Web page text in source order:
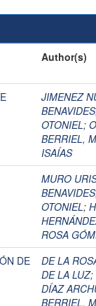
Author(s)
JIMENEZ
OTONIEL;
BERRIEL,
ISAÍAS
MURO
OTONIEL;
ROSA
DE
DE LA
DE LA LUZ;
DÍAZ
BERRIEL,